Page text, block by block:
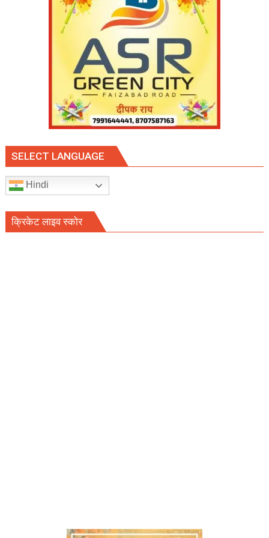
SELECT LANGUAGE
Hindi
क्रिकेट लाइव स्कोर